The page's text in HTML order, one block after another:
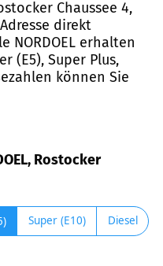
Chaussee 4,
direkt
NORDOEL erhalten
(E5), Super Plus,
können Sie
Rostocker
Super (E10) Diesel